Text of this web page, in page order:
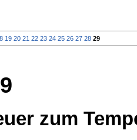
19 20 21 22 23 24 25 26 27 28 29
zum